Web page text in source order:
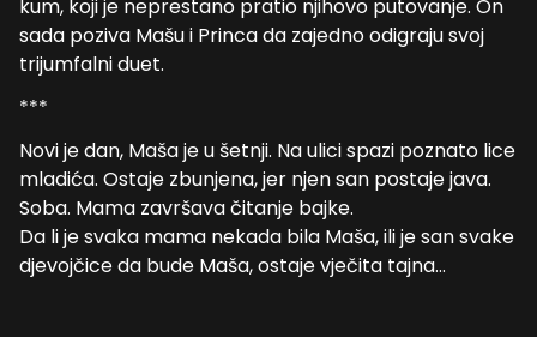
kum, koji je neprestano pratio njihovo putovanje. On
sada poziva Mašu i Princa da zajedno odigraju svoj
trijumfalni duet.
***
Novi je dan, Maša je u šetnji. Na ulici spazi poznato lice
mladića. Ostaje zbunjena, jer njen san postaje java.
Soba. Mama završava čitanje bajke.
Da li je svaka mama nekada bila Maša, ili je san svake
djevojčice da bude Maša, ostaje vječita tajna…